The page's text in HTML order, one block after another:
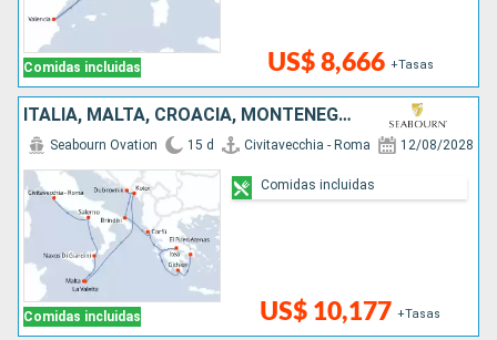
Comidas incluidas US$ 8,666 +Tasas
ITALIA, MALTA, CROACIA, MONTENEGRO, GRECIA
Comidas incluidas
Seabourn Ovation 15 d Civitavecchia - Roma 12/08/2028
US$ 10,177 +Tasas
Comidas incluidas